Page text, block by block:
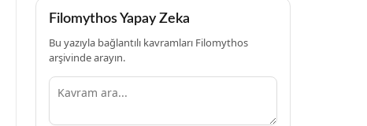
Filomythos Yapay Zeka
Bu yazıyla bağlantılı kavramları Filomythos
arşivinde arayın.